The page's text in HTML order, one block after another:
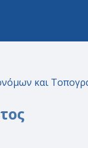
και